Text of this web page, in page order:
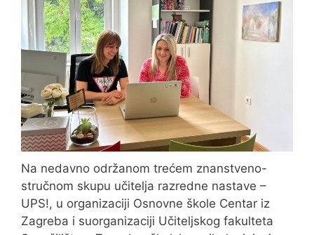
Na nedavno održanom trećem znanstveno-
stručnom skupu učitelja razredne nastave –
UPS!, u organizaciji Osnovne škole Centar iz
Zagreba i suorganizaciji Učiteljskog fakulteta